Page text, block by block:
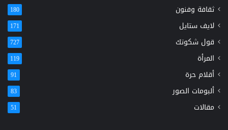
ثقافة وفنون 180
لايف ستايل 171
قول شكوتك 727
المرأة 119
أقلام حرة 91
ألبومات الصور 83
مقالات 51